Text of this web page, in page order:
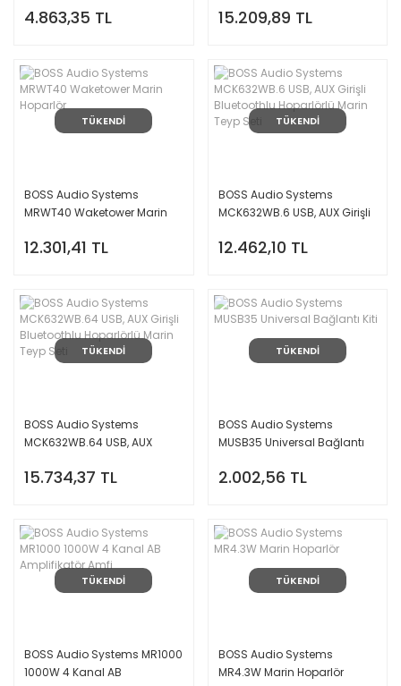
4.863,35 TL 15.209,89 TL
TÜKENDİ
BOSS Audio Systems
MRWT40 Waketower Marin
12.301,41 TL
TÜKENDİ
BOSS Audio Systems
MCK632WB.6 USB, AUX Girişli
Teyp Seti
12.462,10 TL
TÜKENDİ
BOSS Audio Systems
MCK632WB.64 USB, AUX
Marin Teyp Seti
15.734,37 TL
TÜKENDİ
BOSS Audio Systems
MUSB35 Universal Bağlantı
2.002,56 TL
TÜKENDİ
BOSS Audio Systems MR1000
1000W 4 Kanal AB
TÜKENDİ
BOSS Audio Systems
MR4.3W Marin Hoparlör